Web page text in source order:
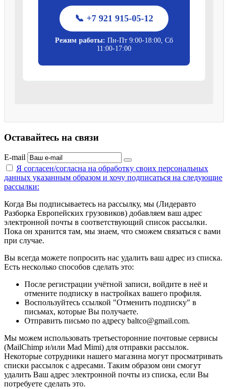
📞 +7 921 915-05-12
Режим работы: Пн-Пт 9:00-18:00, Сб
11:00-17:00
Оставайтесь на связи
E-mail
Я согласен/согласна на обработку своих персональных
данных указанным образом и хочу подписаться на следующие
рассылки:
Когда Вы подписываетесь на рассылку, мы (Лидеравто
Разборка Европейских грузовиков) добавляем ваш адрес
электронной почты в соответствующий список рассылки.
Пока он хранится там, мы знаем, что сможем связаться с вами
при случае.
Вы всегда можете попросить нас удалить ваш адрес из списка.
Есть несколько способов сделать это:
После регистрации учётной записи, войдите в неё и
отмените подписку в настройках вашего профиля.
Воспользуйтесь ссылкой "Отменить подписку" в
письмах, которые Вы получаете.
Отправить письмо по адресу baltco@gmail.com.
Мы можем использовать третьесторонние почтовые сервисы
(MailChimp и/или Mad Mimi) для отправки рассылок.
Некоторые сотрудники нашего магазина могут просматривать
списки рассылок с адресами. Таким образом они смогут
удалить Ваш адрес электронной почты из списка, если Вы
потребуете сделать это.